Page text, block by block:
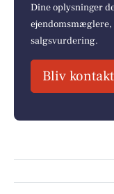
Dine oplysninger
ejendomsmæglere,
salgsvurdering.
Bliv